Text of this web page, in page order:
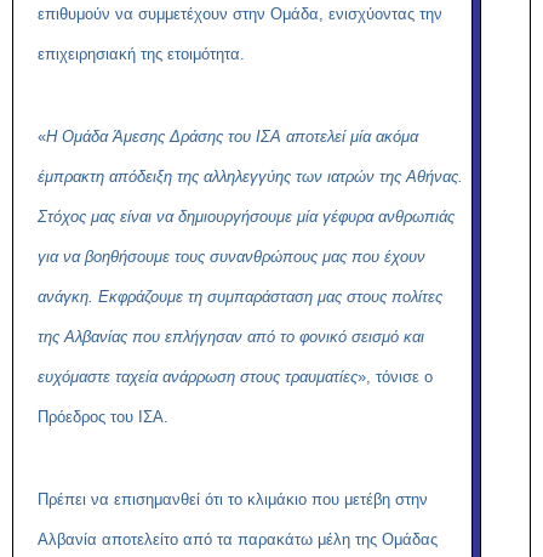
επιθυμούν να συμμετέχουν στην Ομάδα, ενισχύοντας την
επιχειρησιακή της ετοιμότητα.
«Η Ομάδα Άμεσης Δράσης του ΙΣΑ αποτελεί μία ακόμα
έμπρακτη απόδειξη της αλληλεγγύης των ιατρών της Αθήνας.
Στόχος μας είναι να δημιουργήσουμε μία γέφυρα ανθρωπιάς
για να βοηθήσουμε τους συνανθρώπους μας που έχουν
ανάγκη. Εκφράζουμε τη συμπαράσταση μας στους πολίτες
της Αλβανίας που επλήγησαν από το φονικό σεισμό και
ευχόμαστε ταχεία ανάρρωση στους τραυματίες», τόνισε ο
Πρόεδρος του ΙΣΑ.
Πρέπει να επισημανθεί ότι το κλιμάκιο που μετέβη στην
Αλβανία αποτελείτο από τα παρακάτω μέλη της Ομάδας